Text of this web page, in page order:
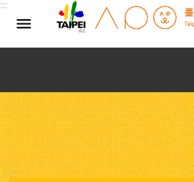
跳到主要內容區塊
:::
:::